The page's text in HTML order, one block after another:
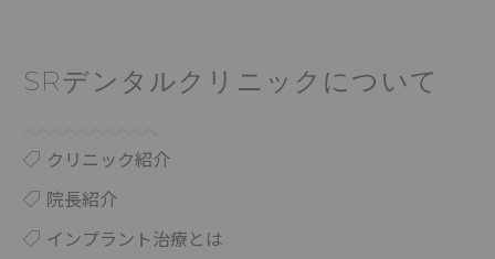
SRデンタルクリニックについて
クリニック紹介
院長紹介
インプラント治療とは